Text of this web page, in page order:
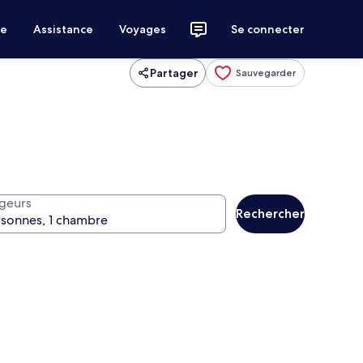
Assistance Voyages Se connecter
Partager Sauvegarder
Rechercher